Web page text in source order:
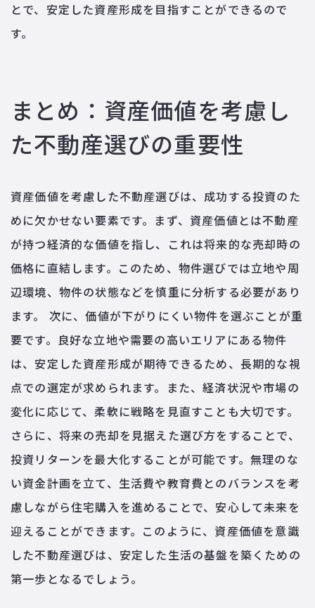
とで、安定した資産形成を目指すことができるので
す。
まとめ：資産価値を考慮し
た不動産選びの重要性
資産価値を考慮した不動産選びは、成功する投資のた
めに欠かせない要素です。まず、資産価値とは不動産
が持つ経済的な価値を指し、これは将来的な売却時の
価格に直結します。このため、物件選びでは立地や周
辺環境、物件の状態などを慎重に分析する必要があり
ます。 次に、価値が下がりにくい物件を選ぶことが重
要です。良好な立地や需要の高いエリアにある物件
は、安定した資産形成が期待できるため、長期的な視
点での選定が求められます。また、経済状況や市場の
変化に応じて、柔軟に戦略を見直すことも大切です。
さらに、将来の売却を見据えた選び方をすることで、
投資リターンを最大化することが可能です。無理のな
い資金計画を立て、生活費や教育費とのバランスを考
慮しながら住宅購入を進めることで、安心して未来を
迎えることができます。このように、資産価値を意識
した不動産選びは、安定した生活の基盤を築くための
第一歩となるでしょう。